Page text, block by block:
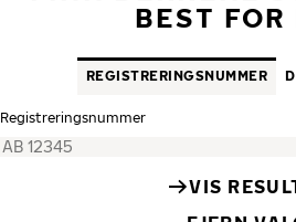
BEST FOR
REGISTRERINGS­NUMMER
Registrerings­nummer
VIS